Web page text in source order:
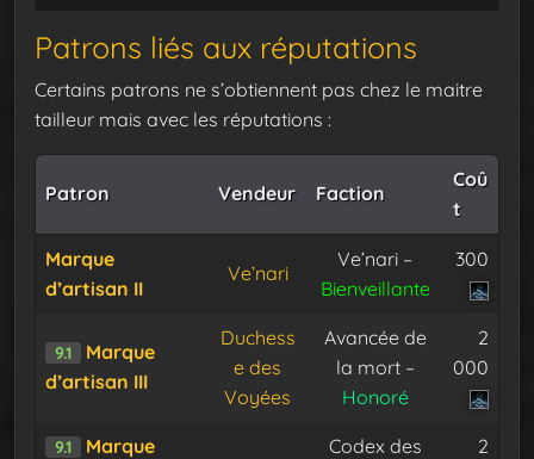
Patrons liés aux réputations
Certains patrons ne s’obtiennent pas chez le maitre
tailleur mais avec les réputations :
Patron Vendeur Faction
Coû
t
Marque
d’artisan II
Ve’nari
Ve’nari –
Bienveillante
300
9.1
Marque
d’artisan III
Duchess
e des
Voyées
Avancée de
la mort –
Honoré
2
000
9.1 Marque Codex des 2